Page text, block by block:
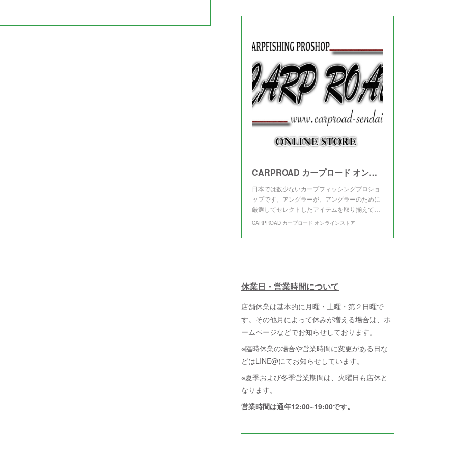
CARPROAD カープロード オンラインストア
日本では数少ないカープフィッシングプロショ
ップです。アングラーが、アングラーのために
厳選してセレクトしたアイテムを取り揃えて…
CARPROAD カープロード オンラインストア
休業日・営業時間について
店舗休業は基本的に月曜・土曜・第２日曜で
す。その他月によって休みが増える場合は、ホ
ームページなどでお知らせしております。
※臨時休業の場合や営業時間に変更がある日な
どはLINE@にてお知らせしています。
※夏季および冬季営業期間は、火曜日も店休と
なります。
営業時間は通年12:00~19:00です。